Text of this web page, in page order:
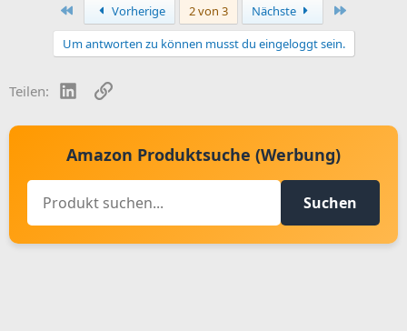
Erste Vorherige 2 von 3 Nächste
Um antworten zu können musst du eingeloggt sein.
Teilen: LinkedInLink
Amazon Produktsuche (Werbung)
Suchen